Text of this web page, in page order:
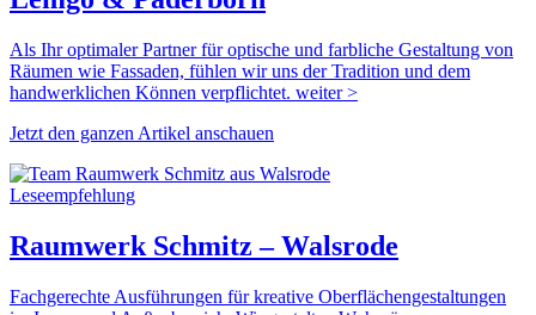
Als Ihr optimaler Partner für optische und farbliche Gestaltung von
Räumen wie Fassaden, fühlen wir uns der Tradition und dem
handwerklichen Können verpflichtet. weiter >
Jetzt den ganzen Artikel anschauen
Leseempfehlung
Raumwerk Schmitz – Walsrode
Fachgerechte Ausführungen für kreative Oberflächengestaltungen